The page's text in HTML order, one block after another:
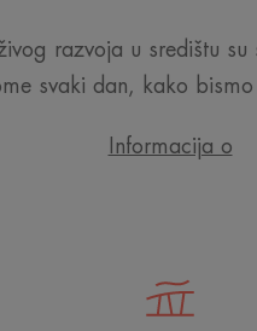
razvoja u središtu su
svaki dan, kako
Informacija o